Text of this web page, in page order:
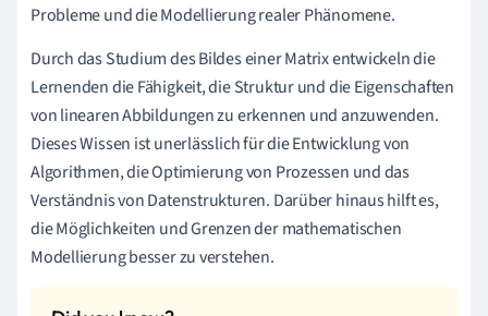
Probleme und die Modellierung realer Phänomene.
Durch das Studium des Bildes einer Matrix entwickeln die
Lernenden die Fähigkeit, die Struktur und die Eigenschaften
von linearen Abbildungen zu erkennen und anzuwenden.
Dieses Wissen ist unerlässlich für die Entwicklung von
Algorithmen, die Optimierung von Prozessen und das
Verständnis von Datenstrukturen. Darüber hinaus hilft es,
die Möglichkeiten und Grenzen der mathematischen
Modellierung besser zu verstehen.